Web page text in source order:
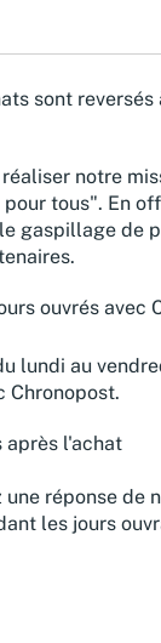
sont
notre
tous". En
gaspillage de
ouvrés avec
lundi au
Chronopost.
après l'achat
une réponse de
les jours